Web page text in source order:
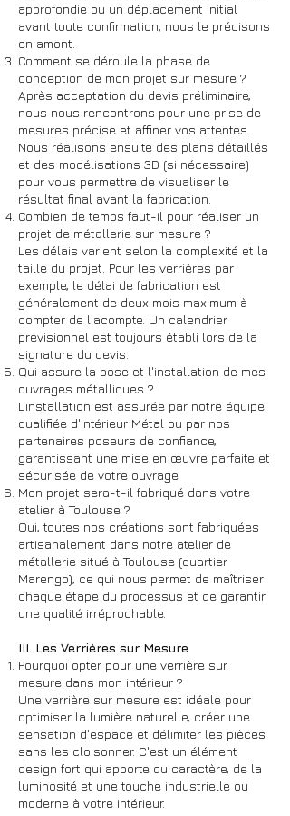
approfondie ou un déplacement initial
avant toute confirmation, nous le précisons
en amont.
Comment se déroule la phase de
conception de mon projet sur mesure ?
Après acceptation du devis préliminaire,
nous nous rencontrons pour une prise de
mesures précise et affiner vos attentes.
Nous réalisons ensuite des plans détaillés
et des modélisations 3D (si nécessaire)
pour vous permettre de visualiser le
résultat final avant la fabrication.
Combien de temps faut-il pour réaliser un
projet de métallerie sur mesure ?
Les délais varient selon la complexité et la
taille du projet. Pour les verrières par
exemple, le délai de fabrication est
généralement de deux mois maximum à
compter de l'acompte. Un calendrier
prévisionnel est toujours établi lors de la
signature du devis.
Qui assure la pose et l'installation de mes
ouvrages métalliques ?
L'installation est assurée par notre équipe
qualifiée d'Intérieur Métal ou par nos
partenaires poseurs de confiance,
garantissant une mise en œuvre parfaite et
sécurisée de votre ouvrage.
Mon projet sera-t-il fabriqué dans votre
atelier à Toulouse ?
Oui, toutes nos créations sont fabriquées
artisanalement dans notre atelier de
métallerie situé à Toulouse (quartier
Marengo), ce qui nous permet de maîtriser
chaque étape du processus et de garantir
une qualité irréprochable.
III. Les Verrières sur Mesure
Pourquoi opter pour une verrière sur
mesure dans mon intérieur ?
Une verrière sur mesure est idéale pour
optimiser la lumière naturelle, créer une
sensation d'espace et délimiter les pièces
sans les cloisonner. C'est un élément
design fort qui apporte du caractère, de la
luminosité et une touche industrielle ou
moderne à votre intérieur.